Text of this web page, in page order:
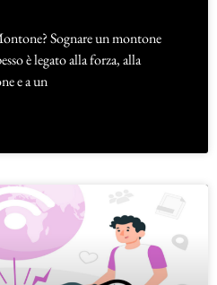
Sognare un montone
è legato alla forza, alla
e a un